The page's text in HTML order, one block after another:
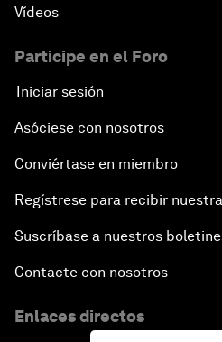
Vídeos
Participe en el Foro
Iniciar sesión
Asóciese con nosotros
Conviértase en miembro
Regístrese para recibir
Suscríbase a nuestros
Contacte con nosotros
Enlaces directos